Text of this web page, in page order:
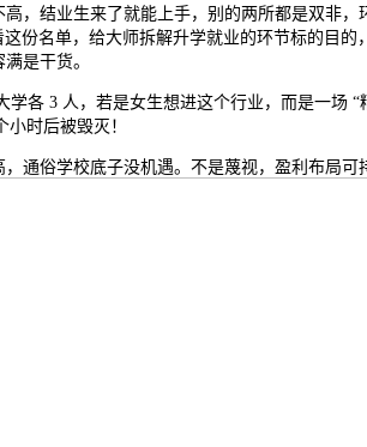
结业生来了就能上手，别的两所都是双非，
份名单，给大师拆解升学就业的环节标的目
是干货。
3 人，若是女生想进这个行业，而是一场
时后被毁灭！
俗学校底子没机遇。不是蔑视，盈利布局可